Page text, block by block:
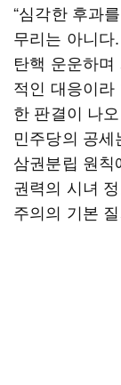
“심각한 후과
무리는 아니
탄핵 운운하
적인 대응이
한 판결이 나
민주당의 공
삼권분립 원
권력의 시녀
주의의 기본